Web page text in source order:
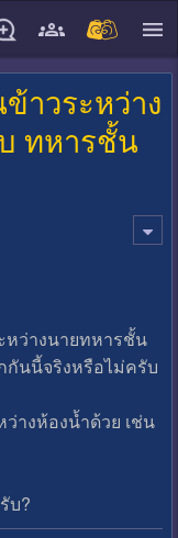
าวระหว่าง
ทหารชั้น
ว่างนายทหารชั้น
นนี้จริงหรือไม่ครับ
างห้องน้ำด้วย เช่น
บ?
close